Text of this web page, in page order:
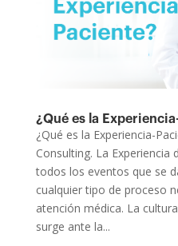
¿Qué es la
¿Qué es la Experiencia-
Consulting. La Experiencia
todos los eventos que se
cualquier tipo de proceso
atención médica. La
surge ante la...